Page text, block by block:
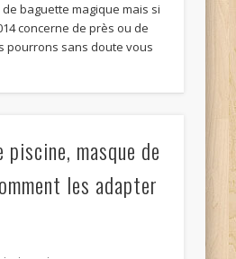
de baguette magique mais si
concerne de près ou de
pourrons sans doute vous
masque de
les adapter